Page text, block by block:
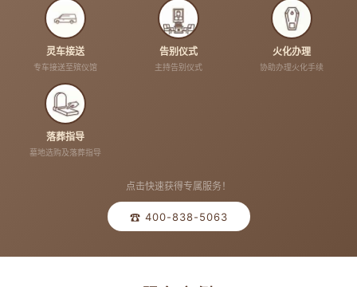
灵车接送
专车接送至殡仪馆
告别仪式
主持告别仪式
火化办理
协助办理火化手续
落葬指导
墓地选购及落葬指导
点击快速获得专属服务！
☎ 400-838-5063